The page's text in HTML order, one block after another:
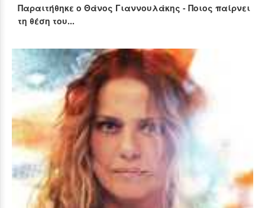
Παραιτήθηκε ο Θάνος Γιαννουλάκης - Ποιος παίρνει
τη θέση του...